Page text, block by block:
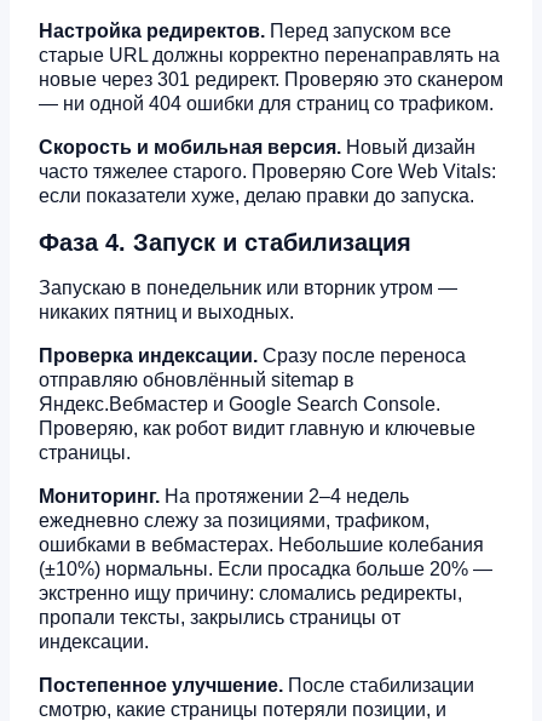
Настройка редиректов. Перед запуском все
старые URL должны корректно перенаправлять на
новые через 301 редирект. Проверяю это сканером
— ни одной 404 ошибки для страниц со трафиком.
Скорость и мобильная версия. Новый дизайн
часто тяжелее старого. Проверяю Core Web Vitals:
если показатели хуже, делаю правки до запуска.
Фаза 4. Запуск и стабилизация
Запускаю в понедельник или вторник утром —
никаких пятниц и выходных.
Проверка индексации. Сразу после переноса
отправляю обновлённый sitemap в
Яндекс.Вебмастер и Google Search Console.
Проверяю, как робот видит главную и ключевые
страницы.
Мониторинг. На протяжении 2–4 недель
ежедневно слежу за позициями, трафиком,
ошибками в вебмастерах. Небольшие колебания
(±10%) нормальны. Если просадка больше 20% —
экстренно ищу причину: сломались редиректы,
пропали тексты, закрылись страницы от
индексации.
Постепенное улучшение. После стабилизации
смотрю, какие страницы потеряли позиции, и